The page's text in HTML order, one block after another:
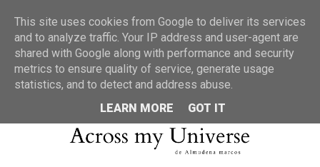
MENU
This site uses cookies from Google to deliver its services
and to analyze traffic. Your IP address and user-agent are
shared with Google along with performance and security
metrics to ensure quality of service, generate usage
statistics, and to detect and address abuse.
LEARN MORE
GOT IT